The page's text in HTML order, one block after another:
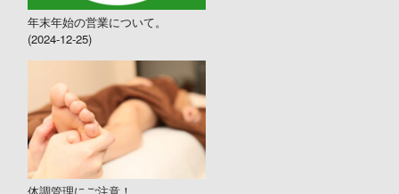
年末年始の営業について。
(2024-12-25)